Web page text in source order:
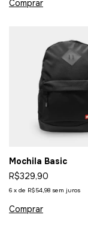
Mochila Basic
R$329,90
6 x de R$54,98 sem juros